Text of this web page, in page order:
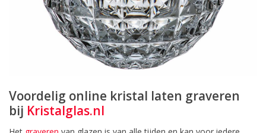
Voordelig online kristal laten graveren
bij Kristalglas.nl